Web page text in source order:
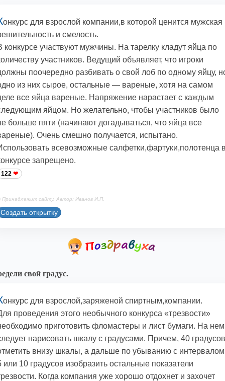
онкурс для взрослой компании,в которой ценится мужская
и смелость.
конкурсе участвуют мужчины. На тарелку кладут яйца по
участников. Ведущий объявляет, что игроки
поочередно разбивать о свой лоб по одному яйцу,
из них сырое, остальные — вареные, хотя на самом
все яйца вареные. Напряжение нарастает с каждым
яйцом. Но желательно, чтобы участников было
больше пяти (начинают догадываться, что яйца все
Очень смешно получается, испытано.
всевозможные салфетки,фартуки,полотенца
запрещено.
122
Принадлежит сайту. Автор: Иванов И.П.
Создать открытку
свой градус.
онкурс для взрослой,заряженой спиртным,компании.
проведения этого необычного конкурса «трезвости»
приготовить фломастеры и лист бумаги. На нем
нарисовать шкалу с градусами. Причем, 40 градусов
внизу шкалы, а дальше по убыванию с интервалом
или 10 градусов изобразить остальные показатели
Когда компания уже хорошо отдохнет и захочет